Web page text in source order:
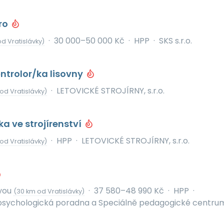
Vratislávky) · 30 000–50 000 Kč · HPP · SKS s.r.o.
ka lisovny
Vratislávky) · LETOVICKÉ STROJÍRNY, s.r.o.
ve strojírenství
Vratislávky) · HPP · LETOVICKÉ STROJÍRNY, s.r.o.
(30 km od Vratislávky) · 37 580–48 990 Kč · HPP ·
poradna a Speciálně pedagogické